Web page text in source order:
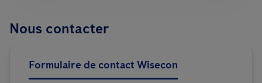
Nous contacter
Formulaire de contact Wisecon